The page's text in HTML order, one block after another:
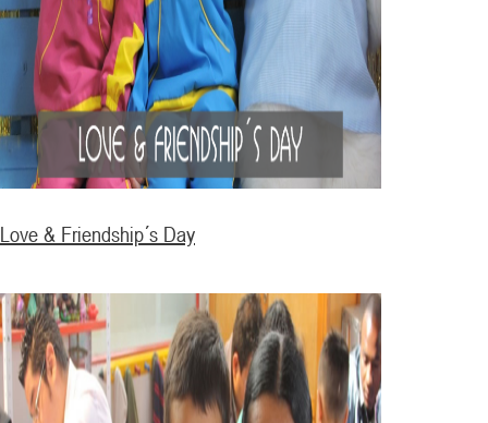
Love & Friendship´s Day